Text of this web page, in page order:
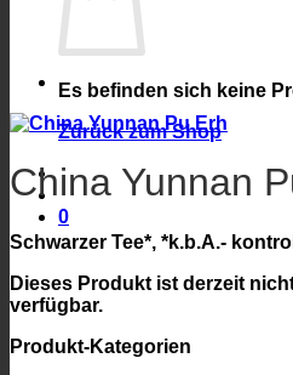
Es befinden sich keine
Zurück zum Shop
0
China Yunnan
Schwarzer Tee*, *k.b.A.-
Dieses Produkt ist derzeit
verfügbar.
Produkt-Kategorien